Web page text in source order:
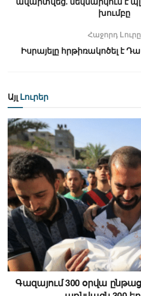
խումբը
Հաջորդ Lուրը
Իսրայելը հրթիռակոծել է
Այլ Լուրեր
Գազայում 300 օրվա